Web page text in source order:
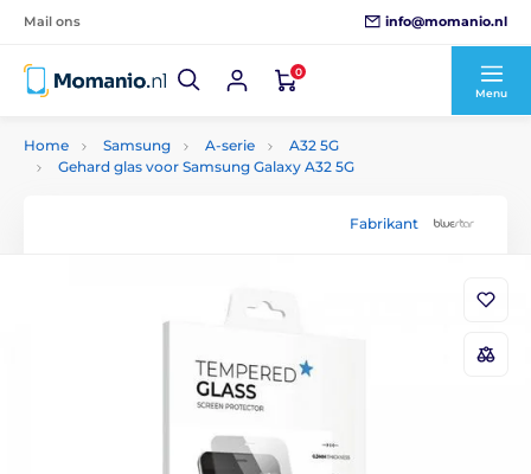
Mail ons info@momanio.nl
0
Menu
Home Samsung A-serie
A32 5G
Gehard glas voor Samsung Galaxy A32 5G
Fabrikant